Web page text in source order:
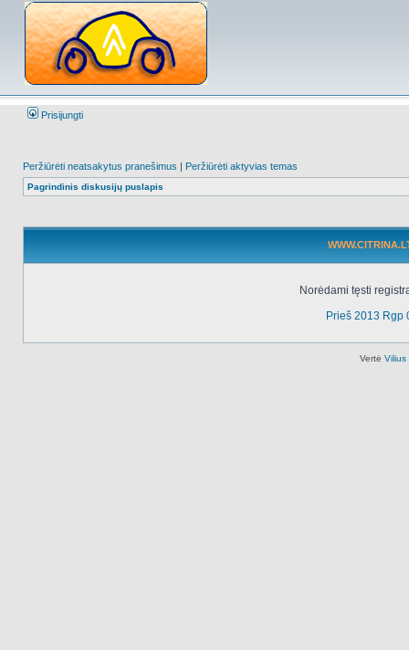
Prisijungti
Peržiūrėti neatsakytus pranešimus | Peržiūrėti aktyvias temas
Pagrindinis diskusijų puslapis
Norėdami tęsti
Prieš 2013 Rgp
Vertė Vilius